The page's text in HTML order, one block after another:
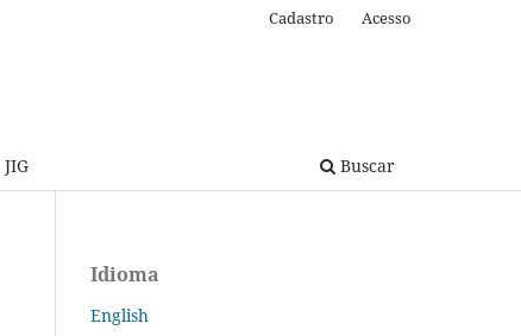
JIG Buscar
Cadastro Acesso
Idioma
English